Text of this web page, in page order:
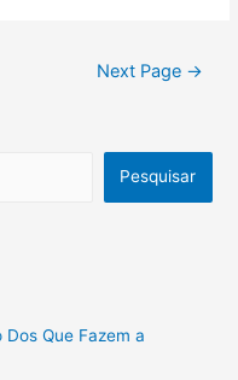
Next Page →
Pesquisar
Que Fazem a